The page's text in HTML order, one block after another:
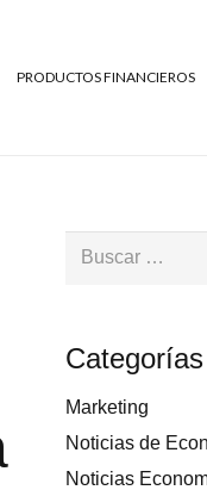
PRODUCTOS FINANCIEROS
Buscar:
Categorías
Marketing
Noticias de
Noticias